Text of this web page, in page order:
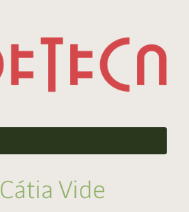
Cátia Vide